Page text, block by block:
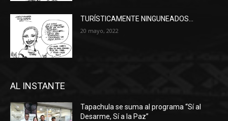
TURÍSTICAMENTE NINGUNEADOS…
20 mayo, 2022
AL INSTANTE
Tapachula se suma al programa “Sí al
Desarme, Sí a la Paz”